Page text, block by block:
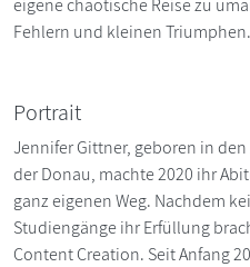
Fehlern und kleinen Triumphen.
Portrait
Jennifer Gittner, geboren in
der Donau, machte 2020 ihr
ganz eigenen Weg. Nachdem
Studiengänge ihr Erfüllung
Content Creation. Seit Anfang